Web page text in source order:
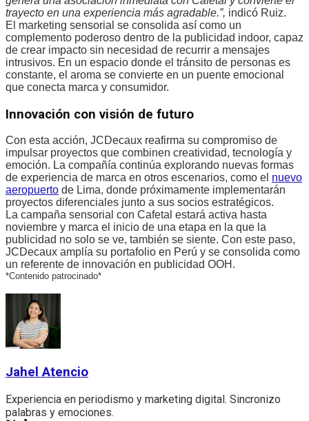
trayecto en una experiencia más agradable.”, indicó Ruiz.
El marketing sensorial se consolida así como un
complemento poderoso dentro de la publicidad indoor, capaz
de crear impacto sin necesidad de recurrir a mensajes
intrusivos. En un espacio donde el tránsito de personas es
constante, el aroma se convierte en un puente emocional
que conecta marca y consumidor.
Innovación con visión de futuro
Con esta acción, JCDecaux reafirma su compromiso de
impulsar proyectos que combinen creatividad, tecnología y
emoción. La compañía continúa explorando nuevas formas
de experiencia de marca en otros escenarios, como el nuevo
aeropuerto de Lima, donde próximamente implementarán
proyectos diferenciales junto a sus socios estratégicos.
La campaña sensorial con Cafetal estará activa hasta
noviembre y marca el inicio de una etapa en la que la
publicidad no solo se ve, también se siente. Con este paso,
JCDecaux amplía su portafolio en Perú y se consolida como
un referente de innovación en publicidad OOH.
*Contenido patrocinado*
Jahel Atencio
Experiencia en periodismo y marketing digital. Sincronizo
palabras y emociones.